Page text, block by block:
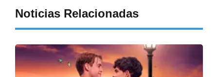
Noticias Relacionadas